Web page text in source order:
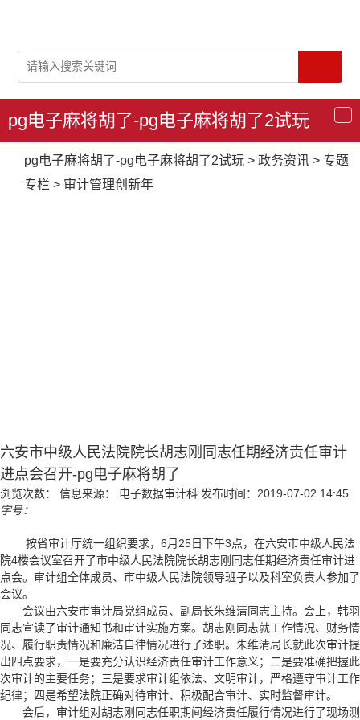
导
航
pg电子麻将胡了-pg电子麻将胡了2试玩
pg电子麻将胡了-pg电子麻将胡了2试玩 > 政务资讯 > 专题
专栏 > 审计管理创新年
六安市中级人民法院院长胡志刚同志任期经济责任审计
进点会召开-pg电子麻将胡了
浏览次数： 信息来源： 电子数据审计科 发布时间：2019-07-02 14:45
字号：
按省审计厅统一组织要求，6月25日下午3点，在六安市中级人民法
院4楼会议室召开了市中级人民法院院长胡志刚同志任期经济责任审计进
点会。审计组全体成员、市中级人民法院领导班子以及科室负责人参加了
会议。
会议由六安市审计局党组成员、副局长朱维清同志主持。会上，韩羽
同志宣读了审计通知书和审计实施方案。胡志刚同志就工作情况、财务情
况、履行职责情况和廉洁自律情况进行了述职。朱维清局长就此次审计提
出四点要求，一是要充分认识经济责任审计工作意义；二是要准确把握此
次审计的主要任务；三是要求审计组依法、文明审计，严格遵守审计工作
纪律；四是希望法院正确对待审计、积极配合审计、实时监督审计。
会后，审计组对胡志刚同志任职期间经济责任履行情况进行了现场测